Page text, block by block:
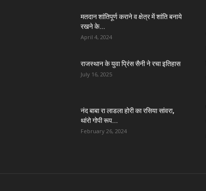
मतदान शांतिपूर्ण कराने व क्षेत्र में शांति बनाये
रखने के...
April 4, 2024
राजस्थान के युवा प्रिंस सैनी ने रचा इतिहास
July 16, 2025
नंद बाबा रा लाडला होरी का रसिया सांवरा,
थांरो गोपी रूप...
February 26, 2024